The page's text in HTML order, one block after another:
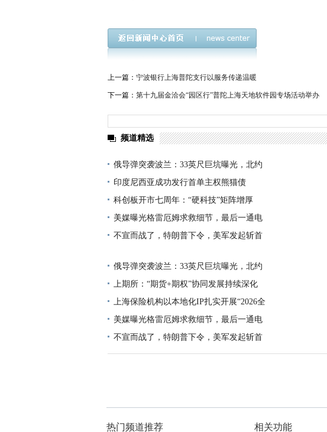
上一篇： 宁波银行上海普陀支行以服务传递温暖
下一篇： 第十九届金洽会“园区行”普陀上海天地软件园专场活动举办
频道精选
俄导弹突袭波兰：33英尺巨坑曝光，北约
印度尼西亚成功发行首单主权熊猫债
科创板开市七周年：“硬科技”矩阵增厚
美媒曝光格雷厄姆求救细节，最后一通电
不宣而战了，特朗普下令，美军发起斩首
俄导弹突袭波兰：33英尺巨坑曝光，北约
上期所：“期货+期权”协同发展持续深化
上海保险机构以本地化IP扎实开展“2026全
美媒曝光格雷厄姆求救细节，最后一通电
不宣而战了，特朗普下令，美军发起斩首
热门频道推荐 相关功能